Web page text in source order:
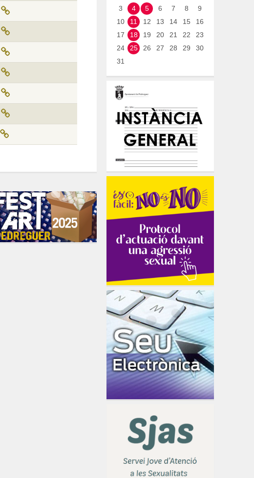
3
4 5 6 7 8
9
10
11 12 13 14 15
16
17
18 19 20 21 22
23
24
25 26 27 28 29
30
31